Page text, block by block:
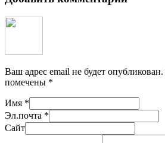
Ваш адрес email не будет опубликован.
помечены *
Имя *
Эл.почта *
Сайт